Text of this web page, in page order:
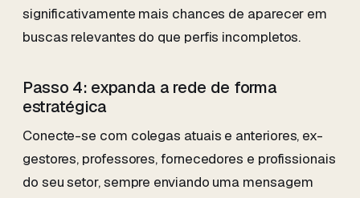
significativamente mais chances de aparecer em
buscas relevantes do que perfis incompletos.
Passo 4: expanda a rede de forma
estratégica
Conecte-se com colegas atuais e anteriores, ex-
gestores, professores, fornecedores e profissionais
do seu setor, sempre enviando uma mensagem